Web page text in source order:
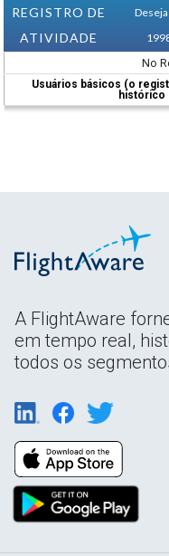
REGISTRO DE
ATIVIDADE
No
Usuários básicos (o
histórico
A FlightAware
em tempo real,
todos os